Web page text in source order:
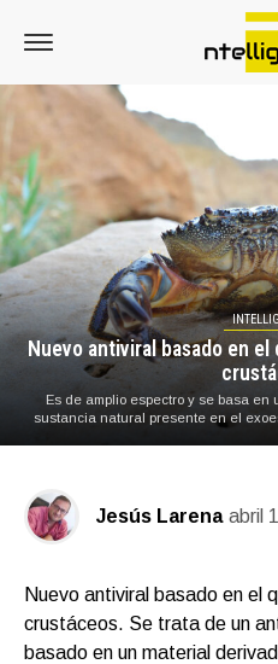
Nuevo antiviral basado en
Es de amplio espectro y se basa
sustancia natural presente en el
Jesús Larena abril
Nuevo antiviral basado en el
crustáceos. Se trata de un
basado en un material